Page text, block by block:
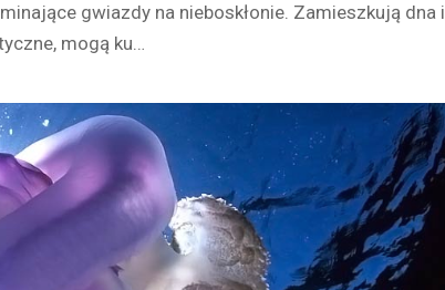
gwiazdy na nieboskłonie. Zamieszkują dna i
mogą ku…